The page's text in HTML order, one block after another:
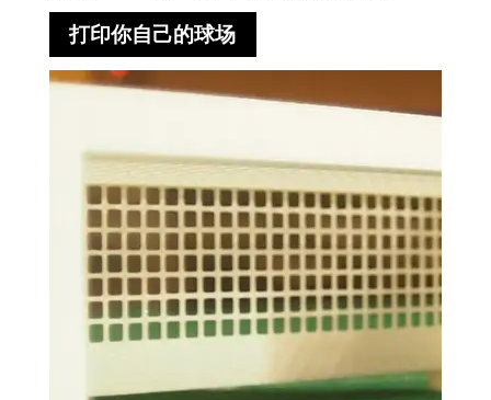
打印你自己的球场